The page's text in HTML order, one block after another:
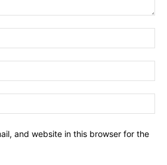
and website in this browser for the